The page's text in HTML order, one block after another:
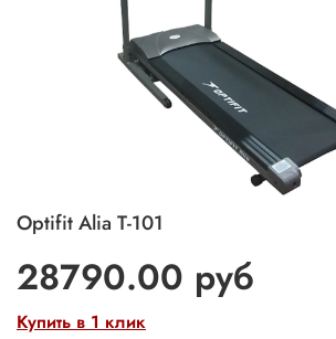
Optifit Alia T-101
28790.00 руб
Купить в 1 клик